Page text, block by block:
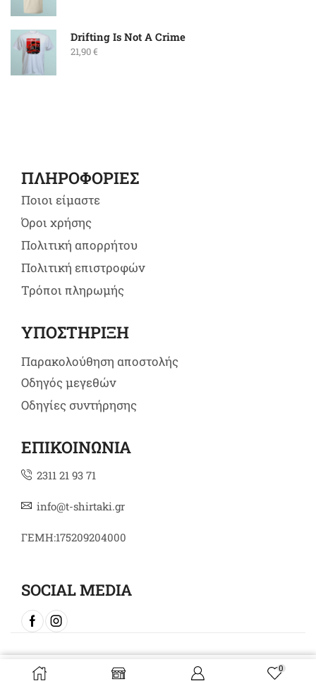
Drifting Is Not A Crime
21,90€
ΠΛΗΡΟΦΟΡΙΕΣ
Ποιοι είμαστε
Όροι χρήσης
Πολιτική απορρήτου
Πολιτική επιστροφών
Τρόποι πληρωμής
ΥΠΟΣΤΗΡΙΞΗ
Παρακολούθηση αποστολής
Οδηγός μεγεθών
Οδηγίες συντήρησης
ΕΠΙΚΟΙΝΩΝΙΑ
2311 21 93 71
info@t-shirtaki.gr
ΓΕΜΗ:175209204000
SOCIAL MEDIA
0